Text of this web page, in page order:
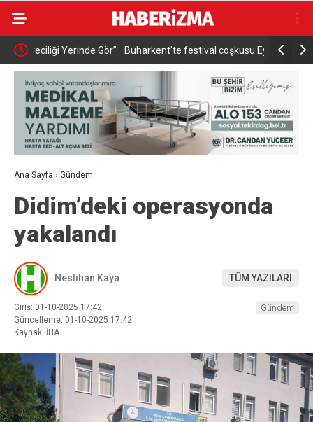
Gör” Buharkent’te festival coşkusu Eypio ile sürdü AK Parti
güçlü
Ana Sayfa › Gündem
Didim’deki operasyonda
yakalandı
Neslihan Kaya TÜM YAZILARI
Giriş: 01-10-2025 17:42
Güncelleme: 01-10-2025 17:42
Kaynak: İHA
Gündem